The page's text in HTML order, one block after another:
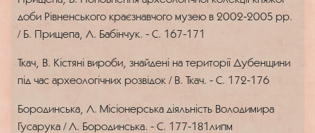
доби Рівненського краєзнавчого музею в 2002-2005 рр.
/ Б. Прищепа, Л. Бабінчук. - С. 167-171
Ткач, В. Кістяні вироби, знайдені на території Дубенщини
під час археологічних розвідок / В. Ткач. - С. 172-176
Бородинська, Л. Місіонерська діяльність Володимира
Гусарука / Л. Бородинська. - С. 177-181липм